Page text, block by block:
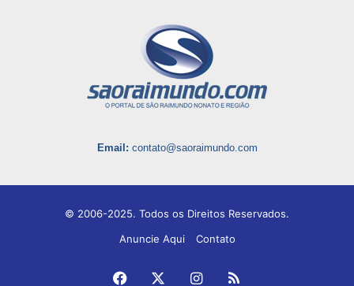
Email: contato@saoraimundo.com
© 2006-2025. Todos os Direitos Reservados.
Anuncie Aqui
Contato
Facebook Instagram
RSS